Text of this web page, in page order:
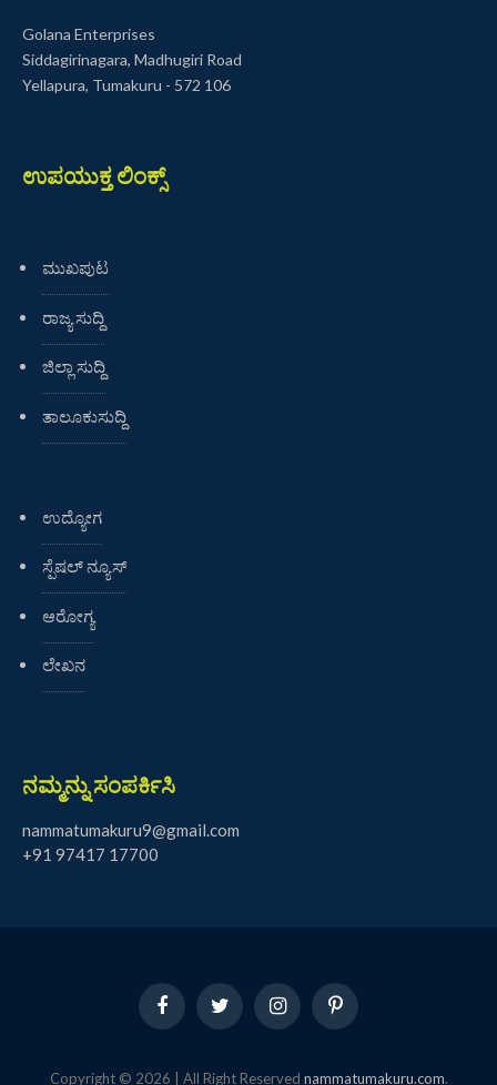
Golana Enterprises
Siddagirinagara, Madhugiri Road
Yellapura, Tumakuru - 572 106
ಉಪಯುಕ್ತ ಲಿಂಕ್ಸ್
ಮುಖಪುಟ
ರಾಜ್ಯ ಸುದ್ದಿ
ಜಿಲ್ಲಾ ಸುದ್ದಿ
ತಾಲೂಕುಸುದ್ದಿ
ಉದ್ಯೋಗ
ಸ್ಪೆಷಲ್ ನ್ಯೂಸ್
ಆರೋಗ್ಯ
ಲೇಖನ
ನಮ್ಮನ್ನು ಸಂಪರ್ಕಿಸಿ
nammatumakuru9@gmail.com
+91 97417 17700
FacebookTwitter InstagramPinterest
Copyright © 2026 | All Right Reserved nammatumakuru.com.